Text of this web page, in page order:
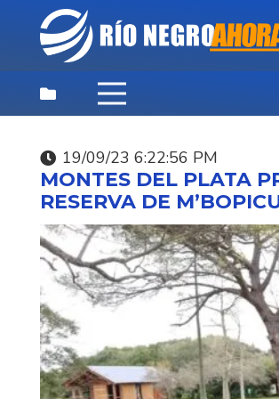
19/09/23 6:22:56 PM
MONTES DEL PLATA
RESERVA DE
DESTACADAS ,
07/08/26 3:35:40
SUNCA
NIÑO